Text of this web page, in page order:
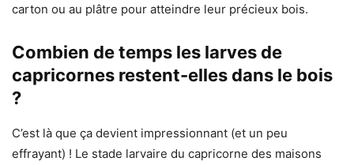
carton ou au plâtre pour atteindre leur précieux bois.
Combien de temps les larves de
capricornes restent-elles dans le bois
?
C’est là que ça devient impressionnant (et un peu
effrayant) ! Le stade larvaire du capricorne des maisons